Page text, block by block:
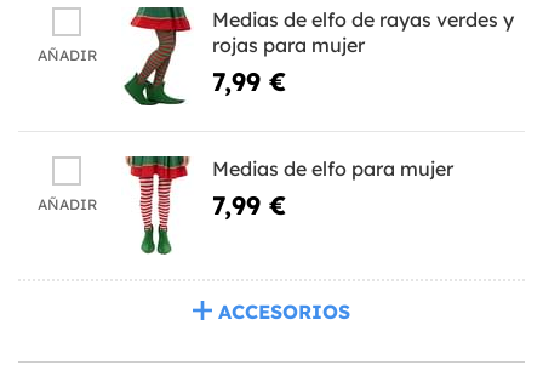
AÑADIR
Medias de elfo de rayas verdes y
rojas para mujer
7,99 €
AÑADIR
Medias de elfo para mujer
7,99 €
ACCESORIOS